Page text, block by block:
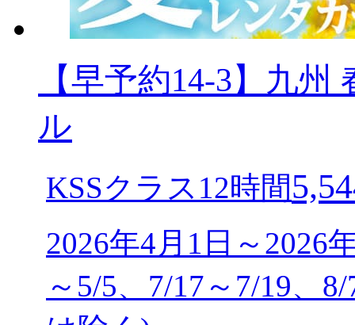
【早予約14-3】九
ル
KSSクラス12時間
2026年4月1日～2026
～5/5、7/17～7/19、